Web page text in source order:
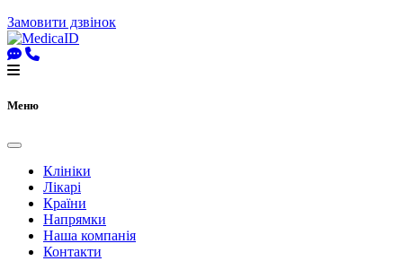
Замовити дзвінок
Меню
Клініки
Лікарі
Країни
Напрямки
Наша компанія
Контакти